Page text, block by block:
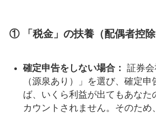
① 「税金」の扶養（配偶者控除
確定申告をしない場合： 証券
（源泉あり）」を選び、確定
ば、いくら利益が出てもあなた
カウントされません。そのため